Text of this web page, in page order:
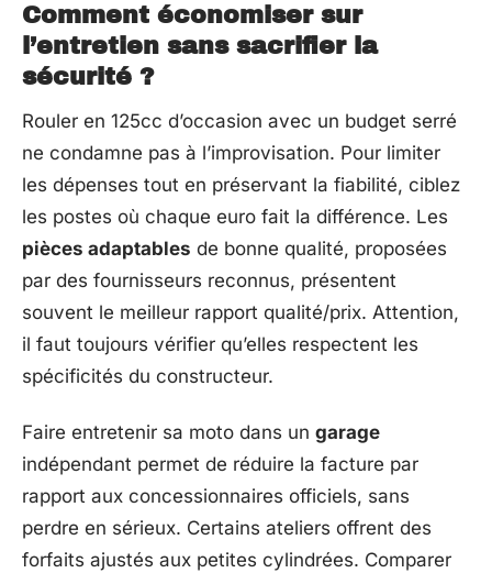
Comment économiser sur
l’entretien sans sacrifier la
sécurité ?
Rouler en 125cc d’occasion avec un budget serré
ne condamne pas à l’improvisation. Pour limiter
les dépenses tout en préservant la fiabilité, ciblez
les postes où chaque euro fait la différence. Les
pièces adaptables de bonne qualité, proposées
par des fournisseurs reconnus, présentent
souvent le meilleur rapport qualité/prix. Attention,
il faut toujours vérifier qu’elles respectent les
spécificités du constructeur.
Faire entretenir sa moto dans un garage
indépendant permet de réduire la facture par
rapport aux concessionnaires officiels, sans
perdre en sérieux. Certains ateliers offrent des
forfaits ajustés aux petites cylindrées. Comparer